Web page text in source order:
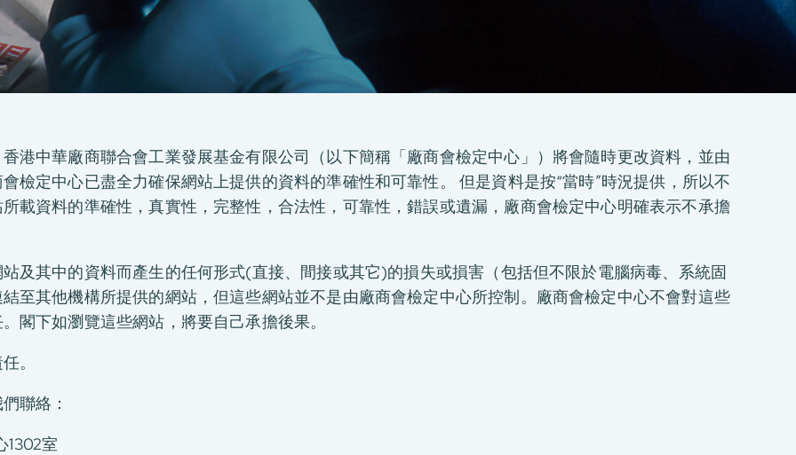
港中華廠商聯合會工業發展基金有限公司（以下簡稱「廠商會檢定中心」）將會隨時更改資料，並由
檢定中心已盡全力確保網站上提供的資料的準確性和可靠性。 但是資料是按“當時”時況提供，所以不
載資料的準確性，真實性，完整性，合法性，可靠性，錯誤或遺漏，廠商會檢定中心明確表示不承擔
及其中的資料而產生的任何形式(直接、間接或其它)的損失或損害（包括但不限於電腦病毒、系統固
至其他機構所提供的網站，但這些網站並不是由廠商會檢定中心所控制。廠商會檢定中心不會對這些
閣下如瀏覽這些網站，將要自己承擔後果。
。
聯絡：
1302室